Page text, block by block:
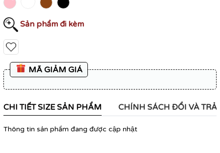
Sản phẩm đi kèm
MÃ GIẢM GIÁ
CHI TIẾT SIZE SẢN PHẨM CHÍNH SÁCH ĐỔI VÀ TRẢ
Thông tin sản phẩm đang được cập nhật